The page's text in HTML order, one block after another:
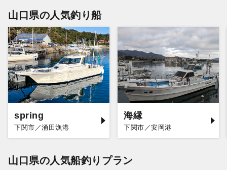
山口県の人気釣り船
spring
下関市／涌田漁港
海縁
下関市／安岡港
山口県の人気船釣りプラン